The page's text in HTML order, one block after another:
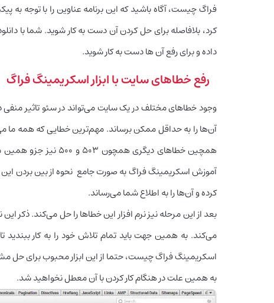
فراگ چیست، آگاه باشید که این برنامه عناوین را با توجه به
کرد، بلافاصله برای حل کردن آن دست به کار شوید. شما با
داده و برای رفع آن ها دست به کار شوید.
رفع خطاهای سایت با ابزار اسکریمینگ فراگ
وجود خطاهای مختلف در یک سایت می‌تواند در سئو تاثیر منفی
آن‌ها را به حداقل ممکن برساند. مهم‌ترین خطایی که همه
همچین خطاهای دیگری
آموزش اسکریمینگ فراگ به صورت جامع نحوه از بین بردن
کرده و آن‌ها را به اطلاع شما می‌رساند.
بعد از این مرحله نیز نرم افزار این خطاها را حل می‌کند.
می‌کند. به همین جهت باید تمام تلاش خود را به کار ببندید
اسکریمینگ فراگ چیست،‌ حتما از این ابزار محبوب برای حل
به همین علت در هنگام کار کردن با آن معطل نخواهید شد.